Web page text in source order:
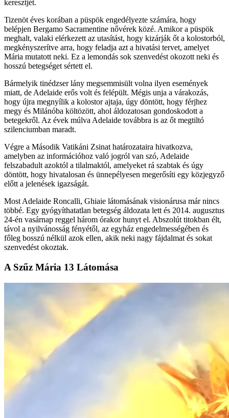
keresztjét.
Tizenöt éves korában a püspök engedélyezte számára, hogy
belépjen Bergamo Sacramentine nővérek közé. Amikor a püspök
meghalt, valaki elérkezett az utasítást, hogy kizárják őt a kolostorból,
megkényszerítve arra, hogy feladja azt a hivatási tervet, amelyet
Mária mutatott neki. Ez a lemondás sok szenvedést okozott neki és
hosszú betegséget sértett el.
Bármelyik tinédzser lány megsemmisült volna ilyen események
miatt, de Adelaide erős volt és felépült. Mégis unja a várakozás,
hogy újra megnyílik a kolostor ajtaja, úgy döntött, hogy férjhez
megy és Milánóba költözött, ahol áldozatosan gondoskodott a
betegekről. Az évek múlva Adelaide továbbra is az őt megtiltó
szilenciumban maradt.
Végre a Második Vatikáni Zsinat határozataira hivatkozva,
amelyben az információhoz való jogról van szó, Adelaide
felszabadult azoktól a tilalmaktól, amelyeket rá szabtak és úgy
döntött, hogy hivatalosan és ünnepélyesen megerősíti egy közjegyző
előtt a jelenések igazságát.
Most Adelaide Roncalli, Ghiaie látomásának visionárusa már nincs
többé. Egy gyógyíthatatlan betegség áldozata lett és 2014. augusztus
24-én vasárnap reggel három órakor hunyt el. Abszolút titokban élt,
távol a nyilvánosság fényétől, az egyház engedelmességében és
főleg bosszú nélkül azok ellen, akik neki nagy fájdalmat és sokat
szenvedést okoztak.
A Szűz Mária 13 Látomása